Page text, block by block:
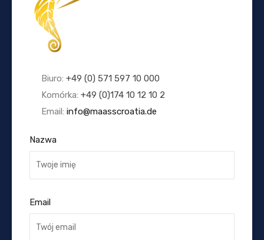
Biuro: +49 (0) 571 597 10 000
Komórka: +49 (0)174 10 12 10 2
Email: info@maasscroatia.de
Nazwa
Email